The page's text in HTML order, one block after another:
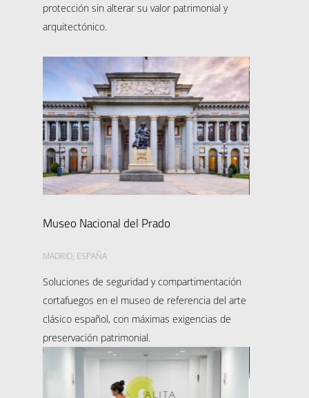
protección sin alterar su valor patrimonial y
arquitectónico.
Museo Nacional del Prado
MADRID, ESPAÑA
Soluciones de seguridad y compartimentación
cortafuegos en el museo de referencia del arte
clásico español, con máximas exigencias de
preservación patrimonial.